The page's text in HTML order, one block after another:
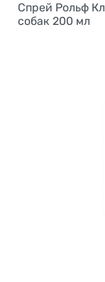
Спрей Рольф
собак 200 мл